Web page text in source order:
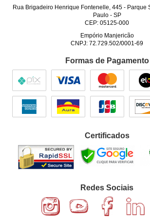
Rua Brigadeiro Henrique Fontenelle, 445 - Parque
Paulo- SP
CEP: 05125-000
Empório Manjericão
CNPJ: 72.729.502/0001-69
Formas de Pagamento
Certificados
Redes Sociais